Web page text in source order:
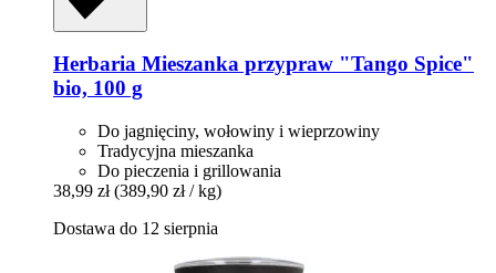
Herbaria Mieszanka przypraw "Tango Spice"
bio, 100 g
Do jagnięciny, wołowiny i wieprzowiny
Tradycyjna mieszanka
Do pieczenia i grillowania
38,99 zł (389,90 zł / kg)
Dostawa do 12 sierpnia